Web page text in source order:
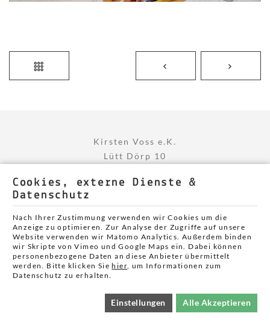
Kirsten Voss e.K.
Lütt Dörp 10
+49 )0)4845 790 387
+49 (0)170 772 56 45
Cookie Einstellungen
Cookies, externe Dienste &
Datenschutz
Nach Ihrer Zustimmung verwenden wir Cookies um die
Anzeige zu optimieren. Zur Analyse der Zugriffe auf unsere
Website verwenden wir Matomo Analytics. Außerdem binden
wir Skripte von Vimeo und Google Maps ein. Dabei können
personenbezogene Daten an diese Anbieter übermittelt
werden. Bitte klicken Siehier, um Informationen zum
Datenschutz zu erhalten.
Einstellungen Alle Akzeptieren